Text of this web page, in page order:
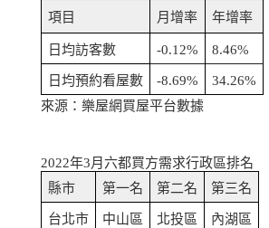
項目
月增率 年增率
日均訪客數 -0.12% 8.46%
日均預約看屋數 -8.69%
34.26%
來源：樂屋網買屋平台數據
2022年3月六都買方需求行政區排名
縣市
第一名 第二名 第三名
台北市 中山區 北投區 內湖區